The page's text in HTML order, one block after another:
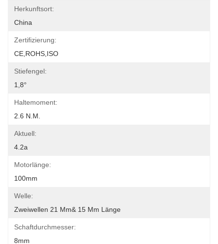
Herkunftsort:
China
Zertifizierung:
CE,ROHS,ISO
Stiefengel:
1,8°
Haltemoment:
2.6 N.m.
Aktuell:
4.2a
Motorlänge:
100mm
Welle:
Zweiwellen 21 Mm& 15 Mm Länge
Schaftdurchmesser:
8mm